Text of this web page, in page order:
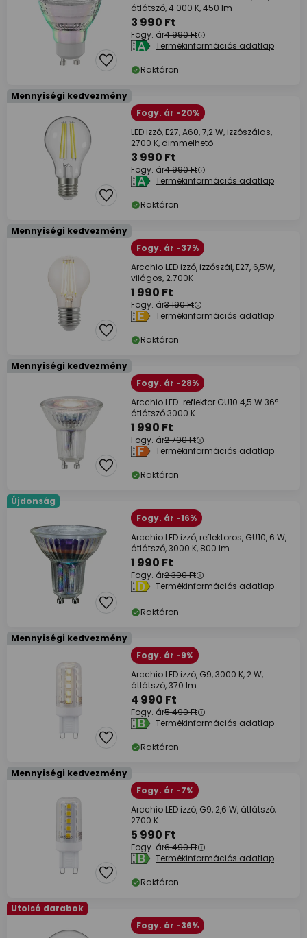
átlátszó, 4 000 K, 450 lm
3 990 Ft
Fogy. ár4 990 Ft
Termékinformációs adatlap
Raktáron
Mennyiségi kedvezmény
Fogy. ár -20%
LED izzó, E27, A60, 7,2 W, izzószálas,
2700 K, dimmelhető
3 990 Ft
Fogy. ár4 990 Ft
Termékinformációs adatlap
Raktáron
Mennyiségi kedvezmény
Fogy. ár -37%
Arcchio LED izzó, izzószál, E27, 6,5W,
világos, 2.700K
1 990 Ft
Fogy. ár3 190 Ft
Termékinformációs adatlap
Raktáron
Mennyiségi kedvezmény
Fogy. ár -28%
Arcchio LED-reflektor GU10 4,5 W 36°
átlátszó 3000 K
1 990 Ft
Fogy. ár2 790 Ft
Termékinformációs adatlap
Raktáron
Újdonság
Fogy. ár -16%
Arcchio LED izzó, reflektoros, GU10, 6 W,
átlátszó, 3000 K, 800 lm
1 990 Ft
Fogy. ár2 390 Ft
Termékinformációs adatlap
Raktáron
Mennyiségi kedvezmény
Fogy. ár -9%
Arcchio LED izzó, G9, 3000 K, 2 W,
átlátszó, 370 lm
4 990 Ft
Fogy. ár5 490 Ft
Termékinformációs adatlap
Raktáron
Mennyiségi kedvezmény
Fogy. ár -7%
Arcchio LED izzó, G9, 2,6 W, átlátszó,
2700 K
5 990 Ft
Fogy. ár6 490 Ft
Termékinformációs adatlap
Raktáron
Utolsó darabok
Fogy. ár -36%